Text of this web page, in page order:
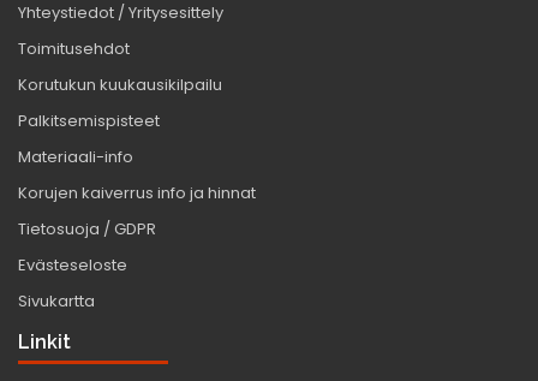
Yhteystiedot / Yritysesittely
Toimitusehdot
Korutukun kuukausikilpailu
Palkitsemispisteet
Materiaali-info
Korujen kaiverrus info ja hinnat
Tietosuoja / GDPR
Evästeseloste
Sivukartta
Linkit